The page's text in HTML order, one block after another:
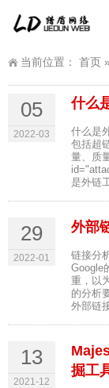
当前位置： 首页 »
05
2022-03
什么
什么是
包括超
量、质
是外链
29
2022-01
外部
链接分
Google
重，以
的分析
外部链
13
2021-12
掘工